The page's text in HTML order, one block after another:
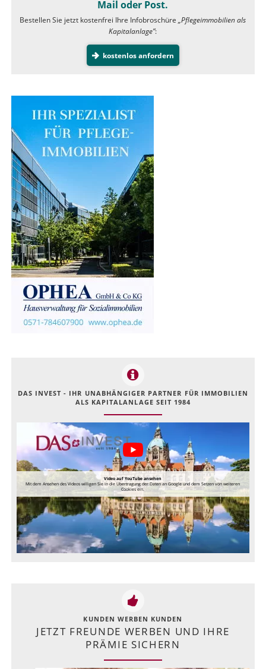
Mail oder Post.
Bestellen Sie jetzt kostenfrei Ihre Infobroschüre„Pflegeimmobilien als
Kapitalanlage”:
kostenlos anfordern
DAS INVEST - IHR UNABHÄNGIGER PARTNER FÜR IMMOBILIEN
ALS KAPITALANLAGE SEIT 1984
Video auf YouTube ansehen
Mit dem Ansehen des Videos willigen Sie in die Übertragung der Daten an Google und dem Setzen von weiteren
Cookies ein.
KUNDEN WERBEN KUNDEN
JETZT FREUNDE WERBEN UND IHRE
PRÄMIE SICHERN